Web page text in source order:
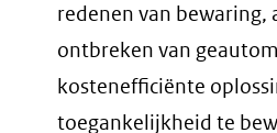
redenen van
ontbreken van
kostenefficiënte
toegankelijkheid te